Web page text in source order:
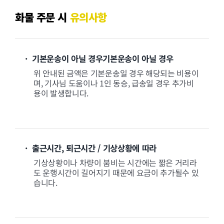
화물 주문 시 유의사항
· 기본운송이 아닐 경우기본운송이 아닐 경우
위 안내된 금액은 기본운송일 경우 해당되는 비용이
며, 기사님 도움이나 1인 동승, 급송일 경우 추가비
용이 발생합니다.
· 출근시간, 퇴근시간 / 기상상황에 따라
기상상황이나 차량이 붐비는 시간에는 짧은 거리라
도 운행시간이 길어지기 때문에 요금이 추가될수 있
습니다.